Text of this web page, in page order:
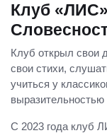
Клуб
Клуб открыл свои
свои стихи,
учиться у
выразительностью
С 2023 года клуб